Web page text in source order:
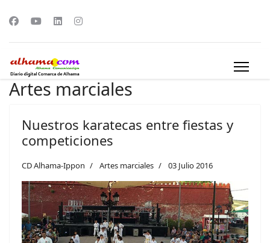
Artes marciales
Nuestros karatecas entre fiestas y
competiciones
CD Alhama-Ippon Artes marciales 03 Julio 2016